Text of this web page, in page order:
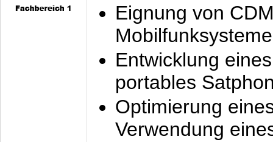
Eignung von
Mobilfunksysteme
Entwicklung
portables
Optimierung
Verwendung